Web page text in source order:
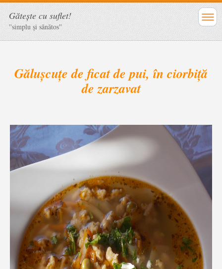
Găteşte cu suflet!
''simplu şi sănătos''
Gălușcuțe de ficat de pui, în ciorbiță
de zarzavat